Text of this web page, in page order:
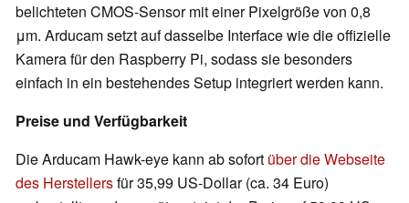
belichteten CMOS-Sensor mit einer Pixelgröße von 0,8
μm. Arducam setzt auf dasselbe Interface wie die offizielle
Kamera für den Raspberry Pi, sodass sie besonders
einfach in ein bestehendes Setup integriert werden kann.
Preise und Verfügbarkeit
Die Arducam Hawk-eye kann ab sofort über die Webseite
des Herstellersfür 35,99 US-Dollar (ca. 34 Euro)